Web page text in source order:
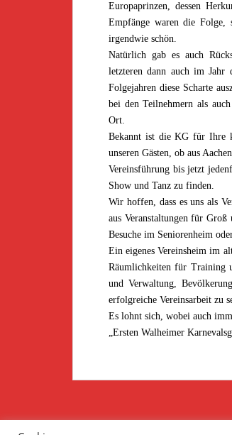
Europaprinzen, dessen
Empfänge waren die Folge,
irgendwie schön.
Natürlich gab es auch
letzteren dann auch im Jahr
Folgejahren diese Scharte
bei den Teilnehmern als
Ort.
Bekannt ist die KG für Ihre
unseren Gästen, ob aus
Vereinsführung bis jetzt
Show und Tanz zu finden.
Wir hoffen, dass es uns als
aus Veranstaltungen für
Besuche im Seniorenheim
Ein eigenes Vereinsheim im
Räumlichkeiten für Training
und Verwaltung,
erfolgreiche Vereinsarbeit zu
Es lohnt sich, wobei auch
„Ersten Walheimer